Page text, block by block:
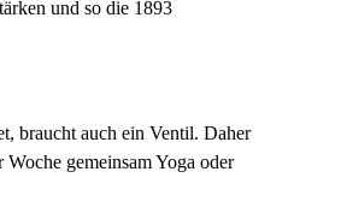
und so die 1893
braucht auch ein Ventil. Daher
gemeinsam Yoga oder